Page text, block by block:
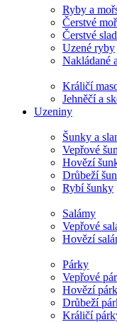
Ryby a
Čerstvé
Čerstvé
Uzené ryby
Nakládané
Králičí
Jehněčí a
Uzeniny
Šunky a
Vepřové
Hovězí
Drůbeží
Rybí šunky
Salámy
Vepřové
Hovězí
Párky
Vepřové
Hovězí
Drůbeží
Králičí